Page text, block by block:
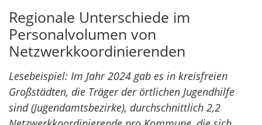
Regionale Unterschiede im
Personalvolumen von
Netzwerkkoordinierenden
Lesebeispiel: Im Jahr 2024 gab es in kreisfreien
Großstädten, die Träger der örtlichen Jugendhilfe
sind (Jugendamtsbezirke), durchschnittlich 2,2